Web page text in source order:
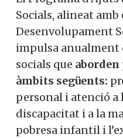
Socials, alineat amb
Desenvolupament
impulsa anualment
socials que aborden
àmbits següents:
personal i atenció a
discapacitat i a la
pobresa infantil i